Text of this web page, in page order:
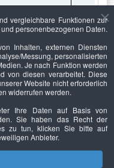
Datum
Datum
Datum
Datum
vergleichbare Funktionen zur
personenbezogenen Daten.
Inhalten, externen Diensten
Messung, personalisierten
Je nach Funktion werden
von diesen verarbeitet. Diese
Website nicht erforderlich
widerrufen werden.
Ihre Daten auf Basis von
Sie haben das Recht der
zu tun, klicken Sie bitte auf
Anbieter.